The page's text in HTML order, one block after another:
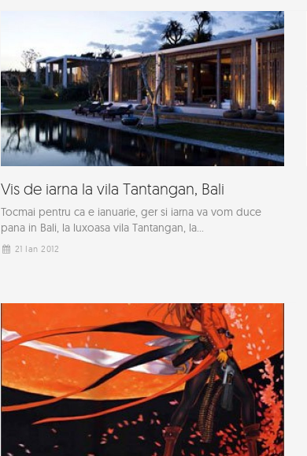
Vis de iarna la vila Tantangan, Bali
Tocmai pentru ca e ianuarie, ger si iarna va vom duce
pana in Bali, la luxoasa vila Tantangan, la...
21 Ian 2012